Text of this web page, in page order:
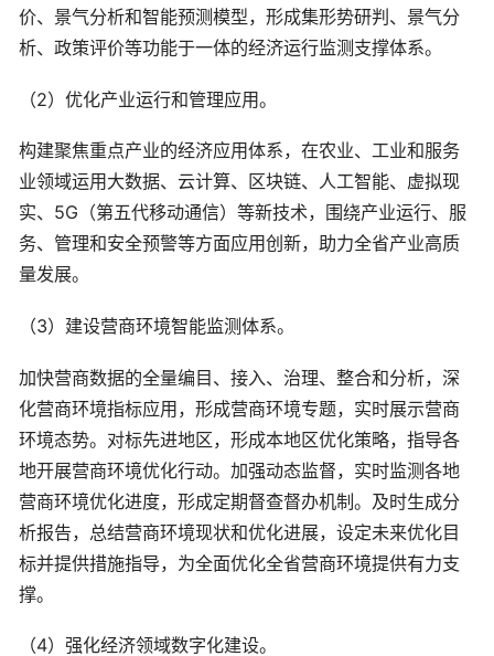
价、景气分析和智能预测模型，形成集形势研判、景气分
析、政策评价等功能于一体的经济运行监测支撑体系。
（2）优化产业运行和管理应用。
构建聚焦重点产业的经济应用体系，在农业、工业和服务
业领域运用大数据、云计算、区块链、人工智能、虚拟现
实、5G（第五代移动通信）等新技术，围绕产业运行、服
务、管理和安全预警等方面应用创新，助力全省产业高质
量发展。
（3）建设营商环境智能监测体系。
加快营商数据的全量编目、接入、治理、整合和分析，深
化营商环境指标应用，形成营商环境专题，实时展示营商
环境态势。对标先进地区，形成本地区优化策略，指导各
地开展营商环境优化行动。加强动态监督，实时监测各地
营商环境优化进度，形成定期督查督办机制。及时生成分
析报告，总结营商环境现状和优化进展，设定未来优化目
标并提供措施指导，为全面优化全省营商环境提供有力支
撑。
（4）强化经济领域数字化建设。